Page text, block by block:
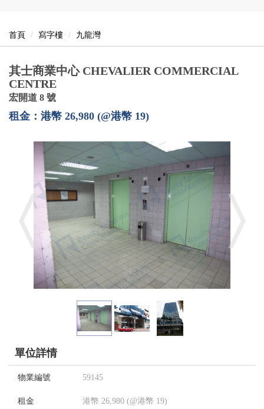
首頁 寫字樓 九龍灣
其士商業中心 CHEVALIER COMMERCIAL
CENTRE
宏開道 8 號
租金：港幣 26,980 (@港幣 19)
單位詳情
物業編號 59145
租金 港幣 26,980 (@港幣 19)